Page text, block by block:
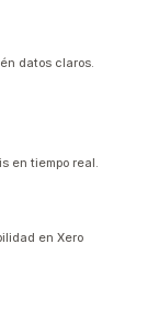
datos claros.
en tiempo real.
en Xero